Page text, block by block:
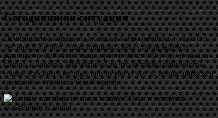
Сегодняшняя ситуация
Производство коровьего молока в Китае началось только сто
лет назад, а в 80-х годах прошлого века стояла задача его
расширить. Сейчас в стране производятся оба вида молока: и
соевое, и коровье. Несмотря на то что китайцы понимают о
пользе коровьего молока, они не могут его до конца принять и
называют «странной белой водой».